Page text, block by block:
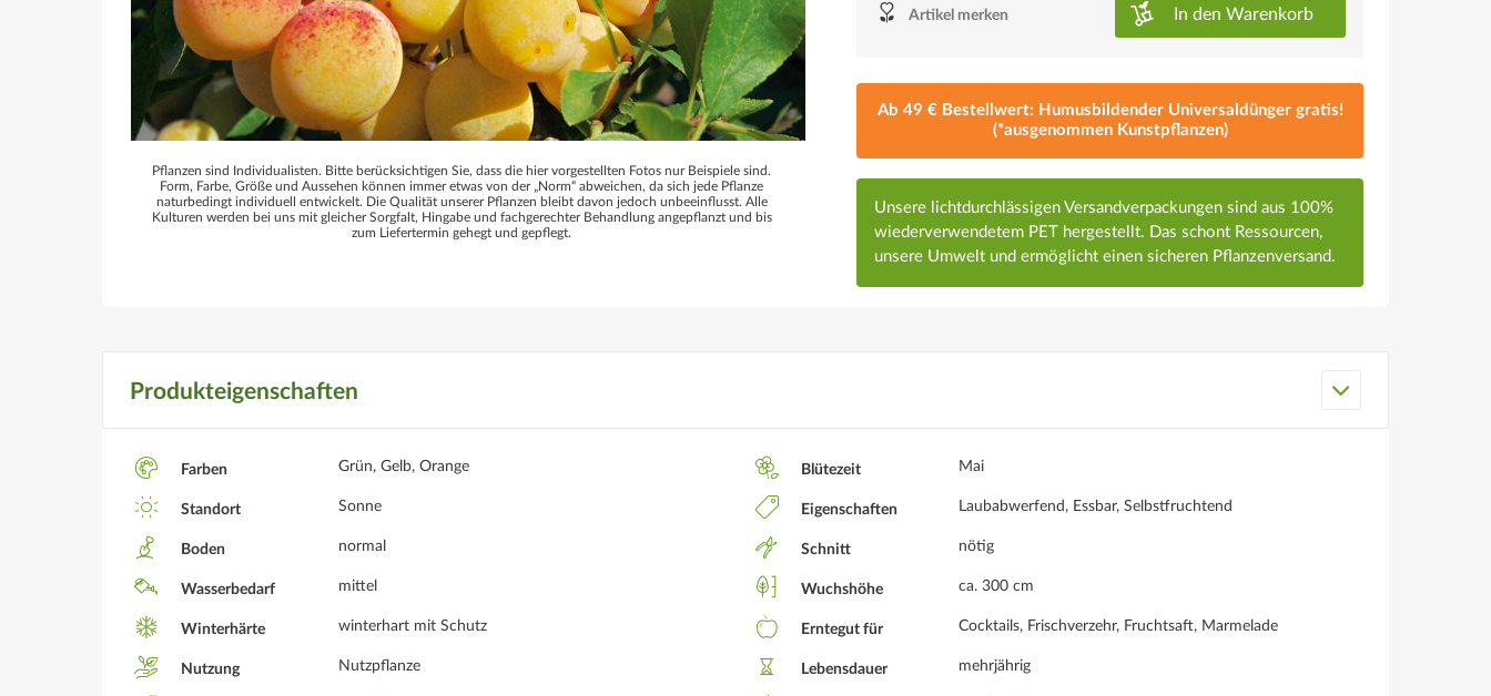
Pflanzen sind Individualisten. Bitte berücksichtigen Sie, dass die hier vorgestellten Fotos nur Beispiele sind.
Form, Farbe, Größe und Aussehen können immer etwas von der „Norm“ abweichen, da sich jede Pflanze
naturbedingt individuell entwickelt. Die Qualität unserer Pflanzen bleibt davon jedoch unbeeinflusst. Alle
Kulturen werden bei uns mit gleicher Sorgfalt, Hingabe und fachgerechter Behandlung angepflanzt und bis
zum Liefertermin gehegt und gepflegt.
Artikel merken In den Warenkorb
Ab 49 € Bestellwert: Humusbildender Universaldünger gratis!
(*ausgenommen Kunstpflanzen)
Unsere lichtdurchlässigen Versandverpackungen sind aus 100%
wiederverwendetem PET hergestellt. Das schont Ressourcen,
unsere Umwelt und ermöglicht einen sicheren Pflanzenversand.
Produkteigenschaften
Farben Grün, Gelb, Orange Blütezeit Mai
Standort Sonne Eigenschaften Laubabwerfend, Essbar, Selbstfruchtend
Boden normal Schnitt nötig
Wasserbedarf mittel Wuchshöhe ca. 300 cm
Winterhärte winterhart mit Schutz Erntegut für Cocktails, Frischverzehr, Fruchtsaft, Marmelade
Nutzung Nutzpflanze Lebensdauer mehrjährig